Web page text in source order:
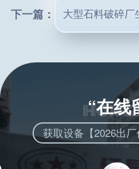
下一篇：
“在线
获取设备【2026出